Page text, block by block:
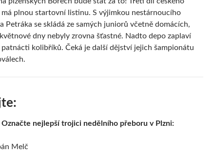
plnou startovní listinu. S výjimkou nestárnoucího
Petráka se skládá ze samých juniorů včetně domácích,
dny nebyly zrovna šťastné. Nadto depo zaplaví
kolibříků. Čeká je další dějství jejich šampionátu
Označte nejlepší trojici nedělního přeboru v Plzni:
Melč